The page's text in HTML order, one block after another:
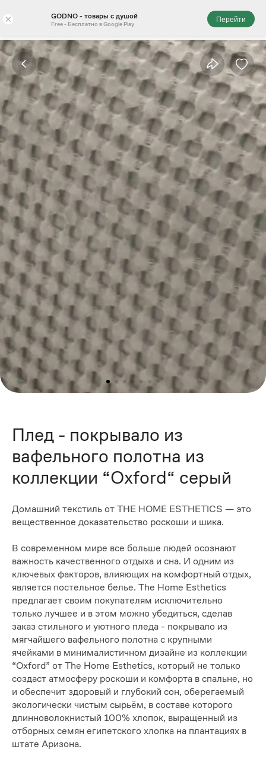
× GODNO - товары с душой
Free - Бесплатно в Google Play
Перейти
Плед - покрывало из
вафельного полотна из
коллекции “Oxford“ серый
Домашний текстиль от THE HOME ESTHETICS — это
вещественное доказательство роскоши и шика.
В современном мире все больше людей осознают
важность качественного отдыха и сна. И одним из
ключевых факторов, влияющих на комфортный отдых,
является постельное белье. The Home Esthetics
предлагает своим покупателям исключительно
только лучшее и в этом можно убедиться, сделав
заказ стильного и уютного пледа - покрывало из
мягчайшего вафельного полотна с крупными
ячейками в минималистичном дизайне из коллекции
“Oxford” от The Home Esthetics, который не только
создаст атмосферу роскоши и комфорта в спальне, но
и обеспечит здоровый и глубокий сон, оберегаемый
экологически чистым сырьём, в составе которого
длинноволокнистый 100% хлопок, выращенный из
отборных семян египетского хлопка на плантациях в
штате Аризона.